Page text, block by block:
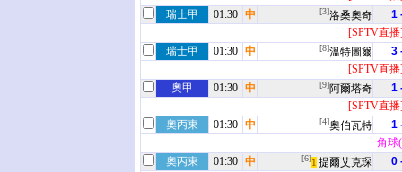
瑞士甲
01:30 中 [3]洛桑奧奇
1
[SPTV直
瑞士甲
01:30 中 [8]溫特圖爾
3
[SPTV直
奧甲
01:30 中 [9]阿爾塔奇
1
[SPTV直
奧丙東
01:30 中 [4]奧伯瓦特
1
角球
奧丙東
01:30 中 [6]1 提爾艾克琛
0